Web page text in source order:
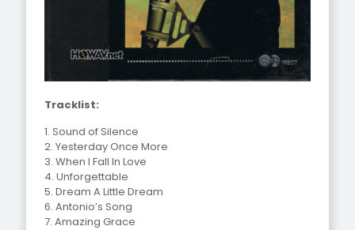
Tracklist:
1. Sound of Silence
2. Yesterday Once More
3. When I Fall In Love
4. Unforgettable
5. Dream A Little Dream
6. Antonio’s Song
7. Amazing Grace